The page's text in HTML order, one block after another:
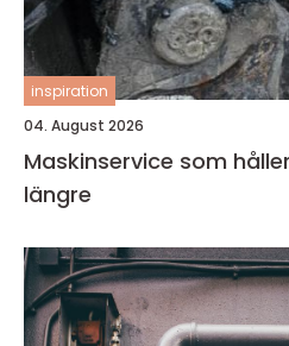
inspiration
04. August 2026
Maskinservice som
längre